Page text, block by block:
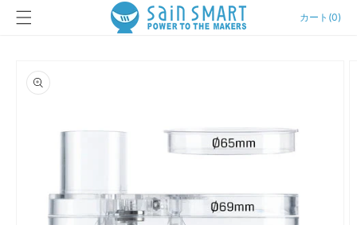
コンテン
ツに進む
カート (0)
ー
にスキッ
プ